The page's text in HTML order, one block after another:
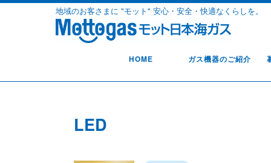
地域のお客さまに "モット" 安心・安全・快適なくらしを。
HOME ガス機器のご紹介
LED